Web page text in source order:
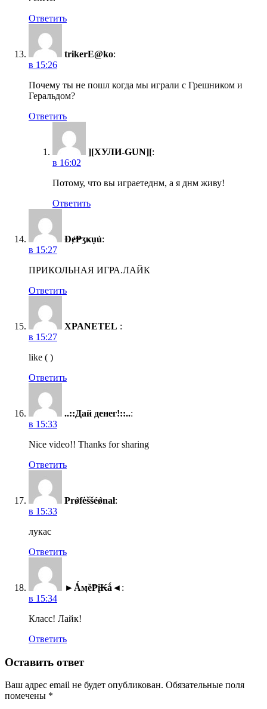
Ответить
trikerE@ko:
в 15:26
Почему ты не пошл когда мы играли с Грешником и
Геральдом?
Ответить
][ХУЛИ-GUN][:
в 16:02
Потому, что вы играетеднм, а я днм живу!
Ответить
Đɇ₱ӡҝụủ:
в 15:27
ПРИКОЛЬНАЯ ИГРА.ЛАЙК
Ответить
XPANETEL :
в 15:27
like ( )
Ответить
..::Дай денег!::..:
в 15:33
Nice video!! Thanks for sharing
Ответить
Prǿfėššéǿnał:
в 15:33
лукас
Ответить
►Ǻӎĕ₱į₭ǻ◄ :
в 15:34
Класс! Лайк!
Ответить
Оставить ответ
Ваш адрес email не будет опубликован. Обязательные поля
помечены *